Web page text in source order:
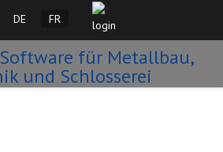
Sélectionnez votre langue
DE FR